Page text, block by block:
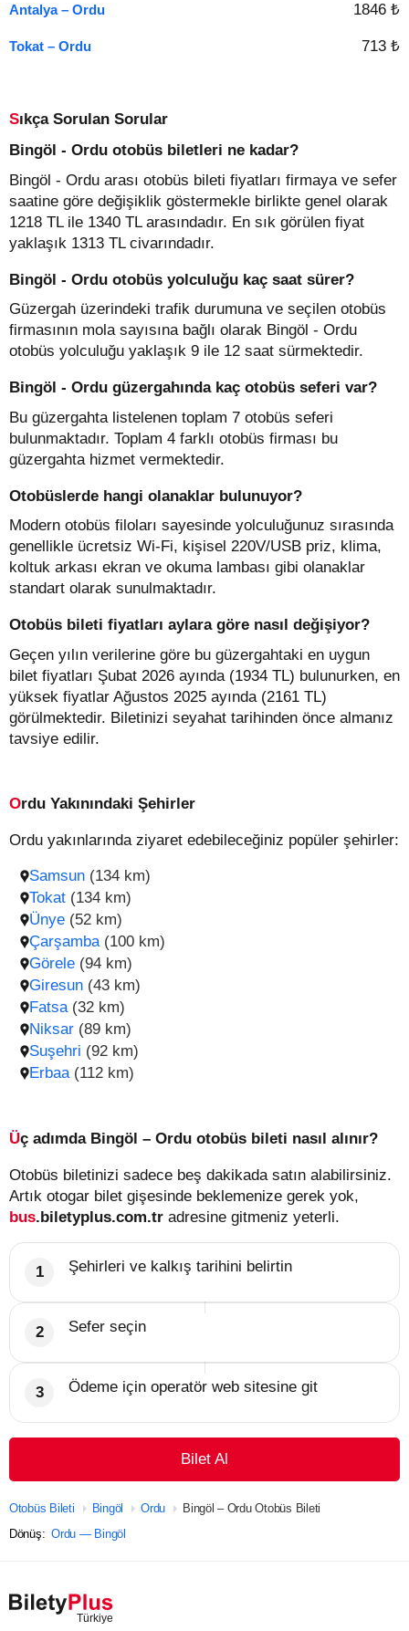
Antalya – Ordu 1846 ₺
Tokat – Ordu 713 ₺
Sıkça Sorulan Sorular
Bingöl - Ordu otobüs biletleri ne kadar?
Bingöl - Ordu arası otobüs bileti fiyatları firmaya ve sefer
saatine göre değişiklik göstermekle birlikte genel olarak
1218 TL ile 1340 TL arasındadır. En sık görülen fiyat
yaklaşık 1313 TL civarındadır.
Bingöl - Ordu otobüs yolculuğu kaç saat sürer?
Güzergah üzerindeki trafik durumuna ve seçilen otobüs
firmasının mola sayısına bağlı olarak Bingöl - Ordu
otobüs yolculuğu yaklaşık 9 ile 12 saat sürmektedir.
Bingöl - Ordu güzergahında kaç otobüs seferi var?
Bu güzergahta listelenen toplam 7 otobüs seferi
bulunmaktadır. Toplam 4 farklı otobüs firması bu
güzergahta hizmet vermektedir.
Otobüslerde hangi olanaklar bulunuyor?
Modern otobüs filoları sayesinde yolculuğunuz sırasında
genellikle ücretsiz Wi-Fi, kişisel 220V/USB priz, klima,
koltuk arkası ekran ve okuma lambası gibi olanaklar
standart olarak sunulmaktadır.
Otobüs bileti fiyatları aylara göre nasıl değişiyor?
Geçen yılın verilerine göre bu güzergahtaki en uygun
bilet fiyatları Şubat 2026 ayında (1934 TL) bulunurken, en
yüksek fiyatlar Ağustos 2025 ayında (2161 TL)
görülmektedir. Biletinizi seyahat tarihinden önce almanız
tavsiye edilir.
Ordu Yakınındaki Şehirler
Ordu yakınlarında ziyaret edebileceğiniz popüler şehirler:
Samsun (134 km)
Giresun (43 km)
Tokat (134 km)
Fatsa (32 km)
Ünye (52 km)
Niksar (89 km)
Çarşamba (100 km)
Suşehri (92 km)
Görele (94 km)
Erbaa (112 km)
Üç adımda Bingöl – Ordu otobüs bileti nasıl alınır?
Otobüs biletinizi sadece beş dakikada satın alabilirsiniz.
Artık otogar bilet gişesinde beklemenize gerek yok,
bus.biletyplus.com.tr adresine gitmeniz yeterli.
Şehirleri ve kalkış tarihini belirtin
Sefer seçin
Ödeme için operatör web sitesine git
Bilet Al
Otobüs Bileti Bingöl Ordu
Bingöl – Ordu Otobüs Bileti
Dönüş: Ordu — Bingöl